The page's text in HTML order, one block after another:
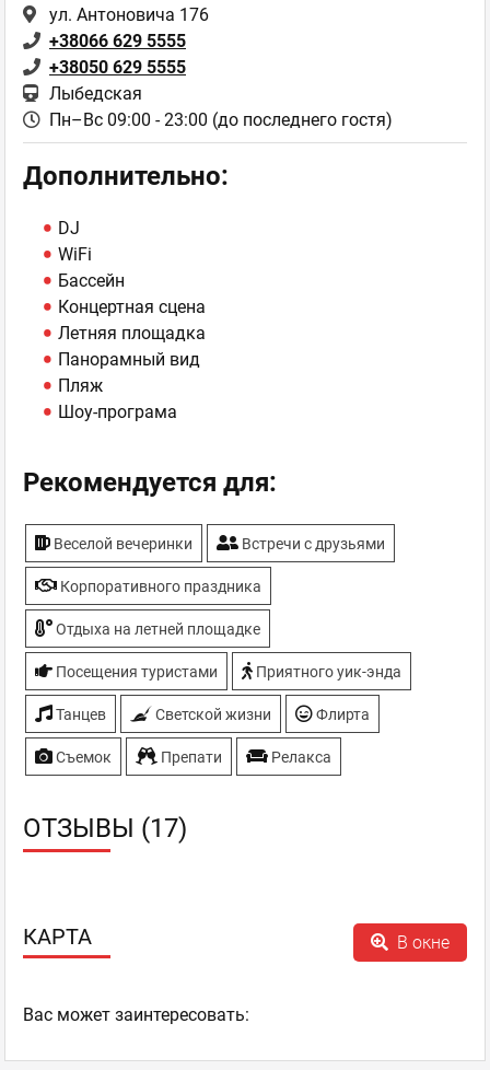
ул. Антоновича 176
+38066 629 5555
+38050 629 5555
Лыбедская
Пн–Вс 09:00 - 23:00 (до последнего гостя)
Дополнительно:
DJ
WiFi
Бассейн
Концертная сцена
Летняя площадка
Панорамный вид
Пляж
Шоу-програма
Рекомендуется для:
Веселой вечеринки Встречи с друзьями
Корпоративного праздника
Отдыха на летней площадке
Посещения туристами Приятного уик-энда
Танцев Светской жизни Флирта
Съемок Препати Релакса
ОТЗЫВЫ (17)
КАРТА В окне
Ваc может заинтересовать: